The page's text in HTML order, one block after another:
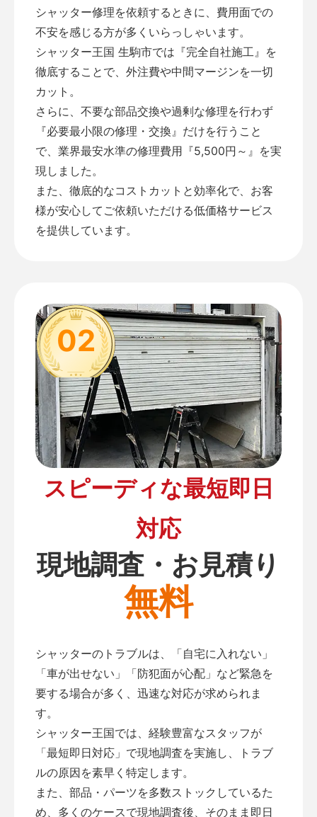
シャッター修理を依頼するときに、費用面での
不安を感じる方が多くいらっしゃいます。
シャッター王国 生駒市では『完全自社施工』を
徹底することで、外注費や中間マージンを一切
カット。
さらに、不要な部品交換や過剰な修理を行わず
『必要最小限の修理・交換』だけを行うこと
で、業界最安水準の修理費用『5,500円～』を実
現しました。
また、徹底的なコストカットと効率化で、お客
様が安心してご依頼いただける低価格サービス
を提供しています。
02
スピーディな最短即日
対応
現地調査・お見積り
無料
シャッターのトラブルは、「自宅に入れない」
「車が出せない」「防犯面が心配」など緊急を
要する場合が多く、迅速な対応が求められま
す。
シャッター王国では、経験豊富なスタッフが
「最短即日対応」で現地調査を実施し、トラブ
ルの原因を素早く特定します。
また、部品・パーツを多数ストックしているた
め、多くのケースで現地調査後、そのまま即日